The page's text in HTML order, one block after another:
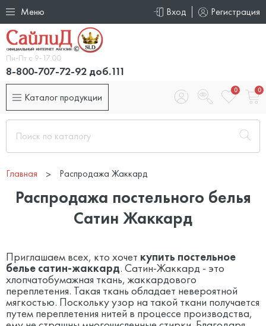
Меню Вход Регистрация
Пн-Пт с 9-17.00
8-800-707-72-92 доб.111
Каталог продукции
0 0
Главная Распродажа Жаккард
Распродажа постельного белья
Сатин Жаккард
Приглашаем всех, кто хочет купить постельное
белье сатин-жаккард. Сатин-Жаккард - это
хлопчатобумажная ткань, жаккардового
переплетения. Такая ткань обладает невероятной
мягкостью. Поскольку узор на такой ткани получается
путем переплетения нитей в процессе производства,